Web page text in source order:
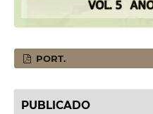
PORT.
PUBLICADO